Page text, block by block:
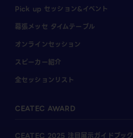
Pick up セッション&イベント
幕張メッセ タイムテーブル
オンラインセッション
スピーカー紹介
全セッションリスト
CEATEC AWARD
CEATEC 2025 注目展示ガイドブック